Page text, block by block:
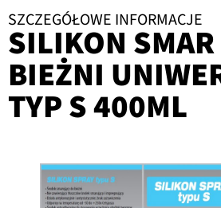
SZCZEGÓŁOWE INFORMACJE
SILIKON
BIEŻNI
TYP S 400ML